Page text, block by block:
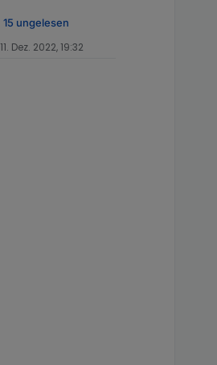
15 ungelesen
11. Dez. 2022, 19:32